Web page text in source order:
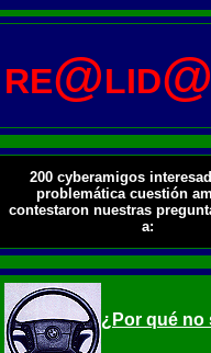
RE@LID@
200 cyberamigos
problemática cuestión
contestaron nuestras
a:
¿Por qué no